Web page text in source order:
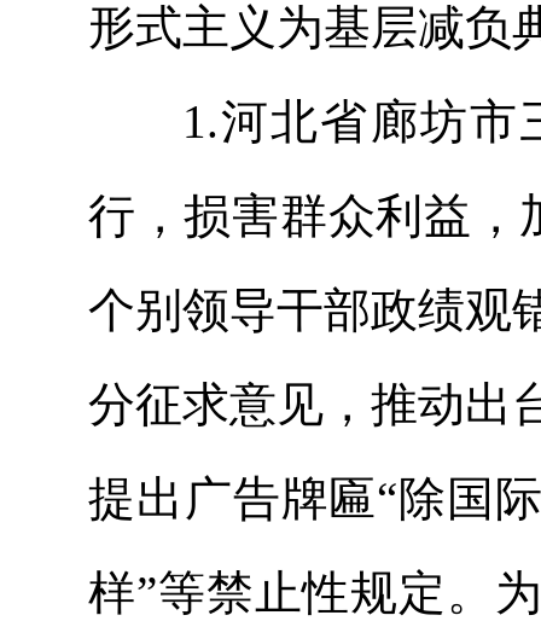
形式主义为基层减负
1.河北省廊坊市
行，损害群众利益，
个别领导干部政绩观
分征求意见，推动出
提出广告牌匾“除国
样”等禁止性规定。